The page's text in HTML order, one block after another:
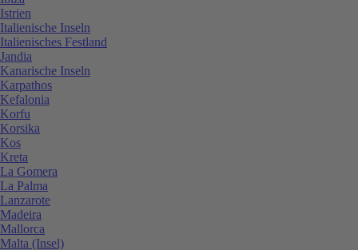
Istrien
Italienische Inseln
Italienisches Festland
Jandia
Kanarische Inseln
Karpathos
Kefalonia
Korfu
Korsika
Kos
Kreta
La Gomera
La Palma
Lanzarote
Madeira
Mallorca
Malta (Insel)